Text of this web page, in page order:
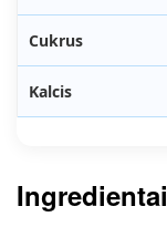
Cukrus
Kalcis
Ingredientai